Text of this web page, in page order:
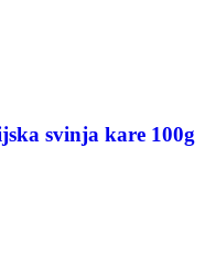
svinja kare 100g